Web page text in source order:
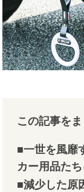
この記事を
■一世を風靡
カー用品た
■減少した原